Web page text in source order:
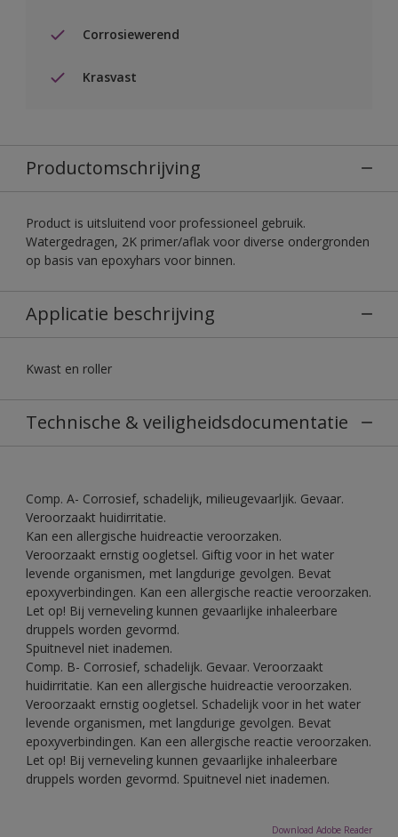
Corrosiewerend
Krasvast
Productomschrijving
Product is uitsluitend voor professioneel gebruik.
Watergedragen, 2K primer/aflak voor diverse ondergronden
op basis van epoxyhars voor binnen.
Applicatie beschrijving
Kwast en roller
Technische & veiligheidsdocumentatie
Comp. A- Corrosief, schadelijk, milieugevaarljik. Gevaar.
Veroorzaakt huidirritatie.
Kan een allergische huidreactie veroorzaken.
Veroorzaakt ernstig oogletsel. Giftig voor in het water
levende organismen, met langdurige gevolgen. Bevat
epoxyverbindingen. Kan een allergische reactie veroorzaken.
Let op! Bij verneveling kunnen gevaarlijke inhaleerbare
druppels worden gevormd.
Spuitnevel niet inademen.
Comp. B- Corrosief, schadelijk. Gevaar. Veroorzaakt
huidirritatie. Kan een allergische huidreactie veroorzaken.
Veroorzaakt ernstig oogletsel. Schadelijk voor in het water
levende organismen, met langdurige gevolgen. Bevat
epoxyverbindingen. Kan een allergische reactie veroorzaken.
Let op! Bij verneveling kunnen gevaarlijke inhaleerbare
druppels worden gevormd. Spuitnevel niet inademen.
Download Adobe Reader